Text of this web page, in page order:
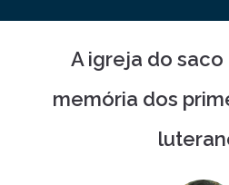
A igreja do saco
memória dos